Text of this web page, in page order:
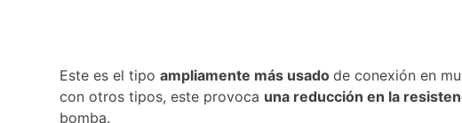
Este es el tipoampliamente más usadode conexión en
con otros tipos, este provoca una reducción en la
bomba.